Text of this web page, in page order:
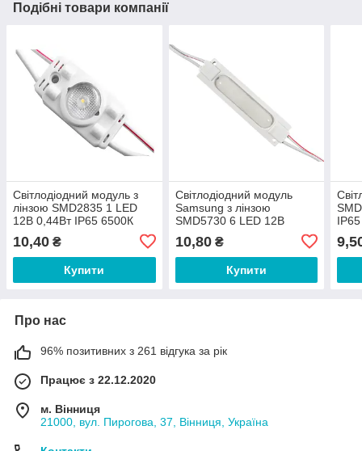
Подібні товари компанії
Світлодіодний модуль з
лінзою SMD2835 1 LED
12В 0,44Вт IP65 6500К
10,40 ₴
Купити
Світлодіодний модуль
Samsung з лінзою
SMD5730 6 LED 12В
білий
10,80₴
Купити
Про нас
96% позитивних з 261 відгука за рік
Працює з 22.12.2020
м. Вінниця
21000, вул. Пирогова, 37, Вінниця, Україна